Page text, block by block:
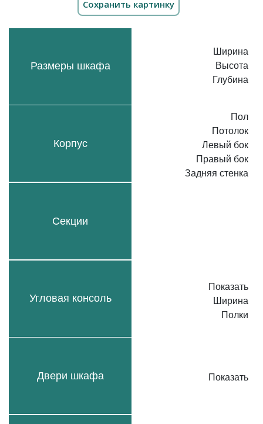
Размеры шкафа
Корпус
Секции
Угловая консоль
Двери шкафа
Ширина
Высота
Глубина
Пол
Потолок
Левый бок
Правый бок
Задняя стенка
Показать
Ширина
Полки
Показать